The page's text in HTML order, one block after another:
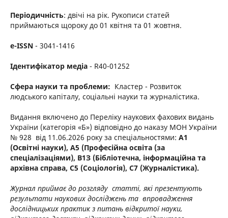
Періодичність: двічі на рік. Рукописи статей
приймаються щороку до 01 квітня та 01 жовтня.
e-ISSN - 3041-1416
Ідентифікатор медіа- R40-01252
Сфера науки та проблеми: Кластер - Розвиток
людського капіталу, соціальні науки та журналістика.
Видання включено до Переліку наукових фахових видань
України (категорія «Б») відповідно до наказу МОН України
№ 928 від 11.06.2026 року за спеціальностями: А1
(Освітні науки), А5 (Професійна освіта (за
спеціалізаціями), В1З (Бібліотечна, інформаційна та
архівна справа, С5 (Соціологія), С7 (Журналістика).
Журнал приймає до розгляду статті, які презентують
результати наукових досліджень та впровадження
дослідницьких практик з питань відкритої науки,